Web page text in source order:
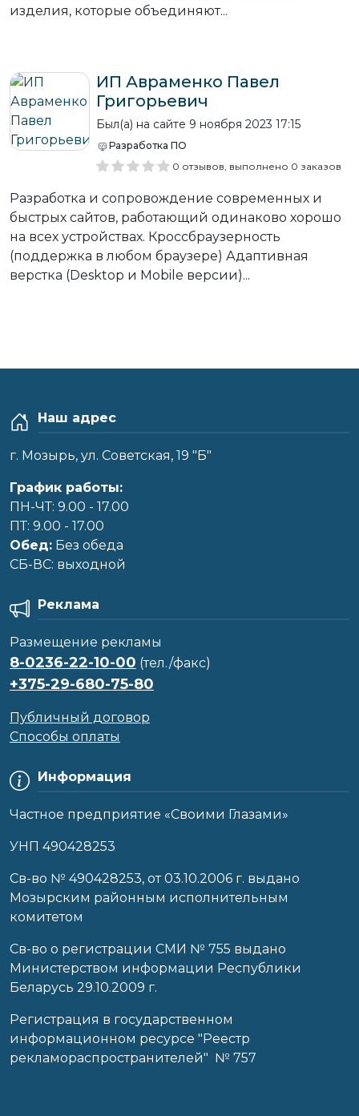
изделия, которые объединяют...
ИП Авраменко Павел
Григорьевич
Был(а) на сайте 9 ноября 2023 17:15
Разработка ПО
0 отзывов, выполнено 0 заказов
Разработка и сопровождение современных и
быстрых сайтов, работающий одинаково хорошо
на всех устройствах. Кроссбраузерность
(поддержка в любом браузере) Адаптивная
верстка (Desktop и Mobile версии)...
Наш адрес
г. Мозырь, ул. Советская, 19 "Б"
График работы:
ПН-ЧТ: 9.00 - 17.00
ПТ: 9.00 - 17.00
Обед: Без обеда
CБ-ВС: выходной
Информация
Частное предприятие «Своими Глазами»
УНП 490428253
Cв-во № 490428253, от 03.10.2006 г. выдано
Мозырским районным исполнительным
комитетом
Св-во о регистрации СМИ № 755 выдано
Министерством информации Республики
Беларусь 29.10.2009 г.
Регистрация в государственном
информационном ресурсе "Реестр
рекламораспространителей" № 757
Реклама
Размещение рекламы
8-0236-22-10-00 (тел./факс)
+375-29-680-75-80
Публичный договор
Способы оплаты